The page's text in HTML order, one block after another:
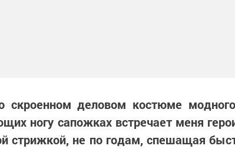
скроенном деловом костюме модного
ногу сапожках встречает меня
стрижкой, не по годам, спешащая